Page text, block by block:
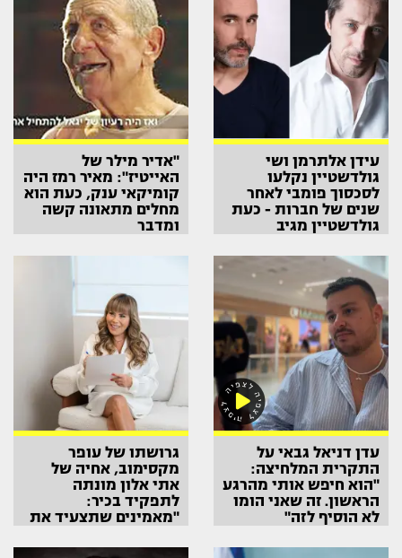
עידן אלתרמן ושי
גולדשטיין נקלעו
לסכסוך פומבי לאחר
שנים של חברות - כעת
גולדשטיין מגיב
"אדיר מילר של
האייטיז": מאיר רמז היה
קומיקאי ענק, כעת הוא
מחלים מתאונה קשה
ומדבר
עדן דניאל גבאי על
התקרית המלחיצה:
"הוא חיפש אותי מהרגע
הראשון. זה שאני הומו
לא הוסיף לזה"
גרושתו של עופר
מקסימוב, אחיה של
אתי אלון מונתה
לתפקיד בכיר:
"מאמינים שתצעיד את